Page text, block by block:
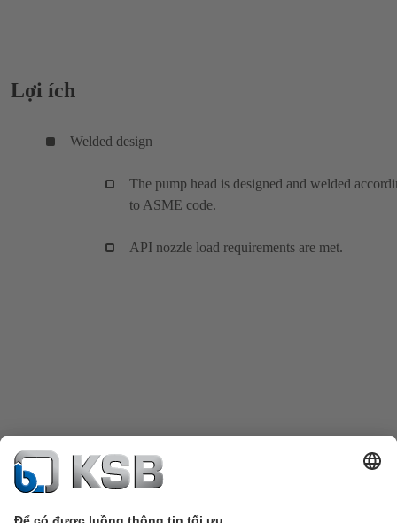
Lợi ích
Welded design
The pump head is designed and welded
to ASME code.
API nozzle load requirements are met.